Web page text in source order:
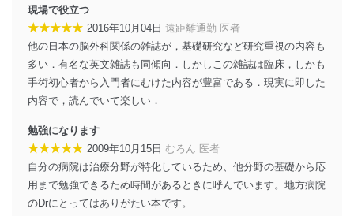
ベース等を取り扱う情報システムを使用する従業
者を識別・認証しています。
外部からの不正アクセス等の防止
個人データを取り扱う機器等のオペレーティング
システムを最新の状態に保持しています。
個人データを取り扱う機器等にセキュリティ対策
により、これを最新状態としています。
情報システムの使用に伴う漏洩等の防止
メール等により個人データの含まれるファイルを
送信する場合に、当該ファイルへのパスワードを
設定しています。
現場で役立つ
★★★★★ 2016年10月04日 遠距離通勤 医者
他の日本の脳外科関係の雑誌が，基礎研究など研究重視の内容も
多い．有名な英文雑誌も同傾向．しかしこの雑誌は臨床，しかも
手術初心者から入門者にむけた内容が豊富である．現実に即した
内容で，読んでいて楽しい．
勉強になります
★★★★★ 2009年10月15日 むろん 医者
自分の病院は治療分野が特化しているため、他分野の基礎から応
用まで勉強できるため時間があるときに呼んでいます。地方病院
のDrにとってはありがたい本です。